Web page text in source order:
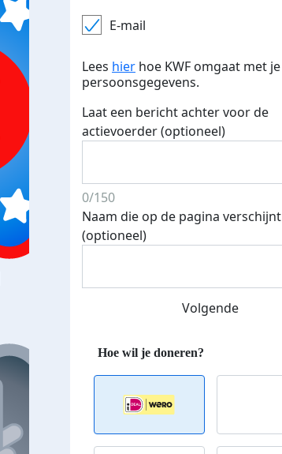
E-mail
Lees hier hoe KWF omgaat met je
persoonsgegevens.
Laat een bericht achter voor de
actievoerder (optioneel)
0/150
Naam die op de pagina verschijnt
(optioneel)
Volgende